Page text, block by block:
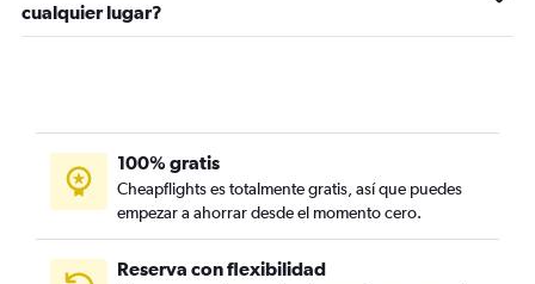
cualquier lugar?
100% gratis
Cheapflights es totalmente gratis, así que puedes
empezar a ahorrar desde el momento cero.
Reserva con flexibilidad